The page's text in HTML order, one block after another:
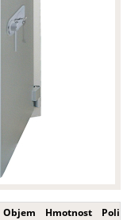
Objem Hmotnost